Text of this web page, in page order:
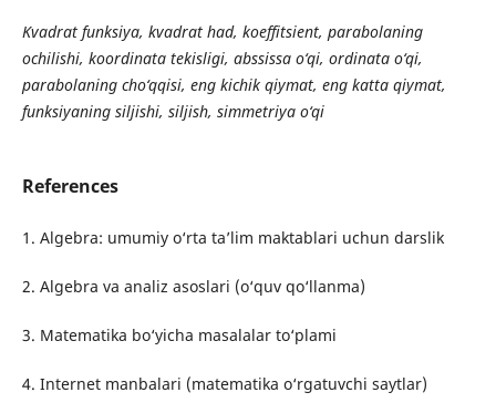
Kvadrat funksiya, kvadrat had, koeffitsient, parabolaning
ochilishi, koordinata tekisligi, abssissa o‘qi, ordinata o‘qi,
parabolaning cho‘qqisi, eng kichik qiymat, eng katta qiymat,
funksiyaning siljishi, siljish, simmetriya o‘qi
References
1. Algebra: umumiy o‘rta ta’lim maktablari uchun darslik
2. Algebra va analiz asoslari (o‘quv qo‘llanma)
3. Matematika bo‘yicha masalalar to‘plami
4. Internet manbalari (matematika o‘rgatuvchi saytlar)